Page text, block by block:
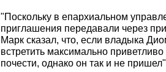
"Поскольку в епархиальном
приглашения передавали через
Марк сказал, что, если владыка
встретить максимально
почести, однако он так и не